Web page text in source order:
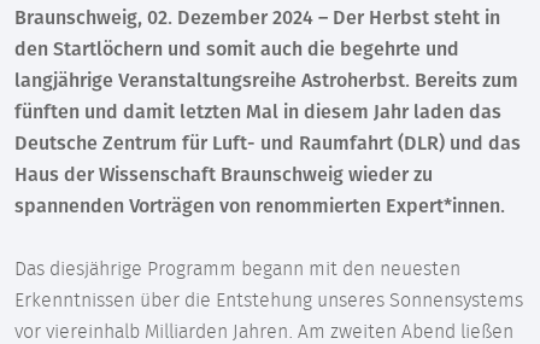
Braunschweig, 02. Dezember 2024 – Der Herbst steht in
den Startlöchern und somit auch die begehrte und
langjährige Veranstaltungsreihe Astroherbst. Bereits zum
fünften und damit letzten Mal in diesem Jahr laden das
Deutsche Zentrum für Luft- und Raumfahrt (DLR) und das
Haus der Wissenschaft Braunschweig wieder zu
spannenden Vorträgen von renommierten Expert*innen.
Das diesjährige Programm begann mit den neuesten
Erkenntnissen über die Entstehung unseres Sonnensystems
vor viereinhalb Milliarden Jahren. Am zweiten Abend ließen